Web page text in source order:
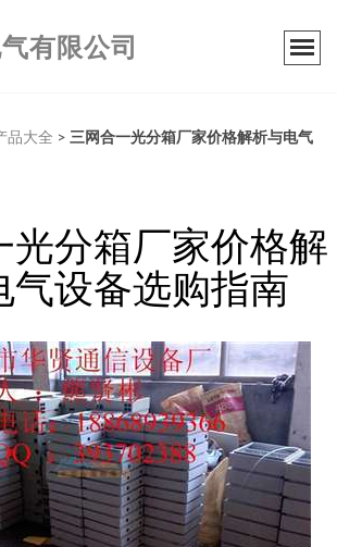
有限公司
品大全 > 三网合一光分箱厂家价格解析与电气
光分箱厂家价格解
气设备选购指南